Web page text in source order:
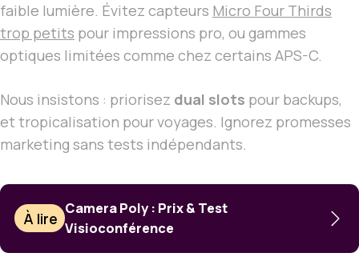
faible lumière. Évitez capteurs Micro Four Thirds
trop petits pour impressions pro, ou gammes
optiques limitées comme chez certains APS-C.
Nous insistons : priorisez dual slots pour backups,
et tropicalisation pour voyages. Ignorez promesses
marketing sans tests indépendants.
À lire
Camera Poly : Prix & Test
Visioconférence